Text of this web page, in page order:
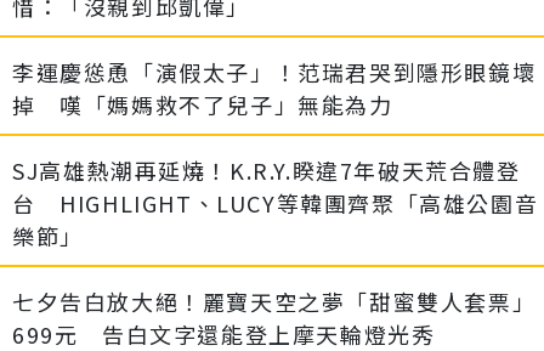
李運慶慫恿「演假太子」！范瑞君哭到隱形眼鏡壞
掉 嘆「媽媽救不了兒子」無能為力
SJ高雄熱潮再延燒！K.R.Y.睽違7年破天荒合體登
台 HIGHLIGHT、LUCY等韓團齊聚「高雄公園音
樂節」
七夕告白放大絕！麗寶天空之夢「甜蜜雙人套票」
699元 告白文字還能登上摩天輪燈光秀